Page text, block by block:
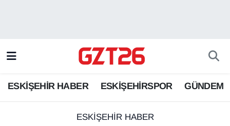
ESKİŞEHİR HABER ESKİŞEHİRSPOR GÜNDEM
ESKİŞEHİR HABER
ESKİŞEHİRSPOR
GÜNDEM
Odunpazarı Trafik Yoğunluk Haritası
Süper Lig Puan Durumu ve Fikstür
Tüm Manşetler